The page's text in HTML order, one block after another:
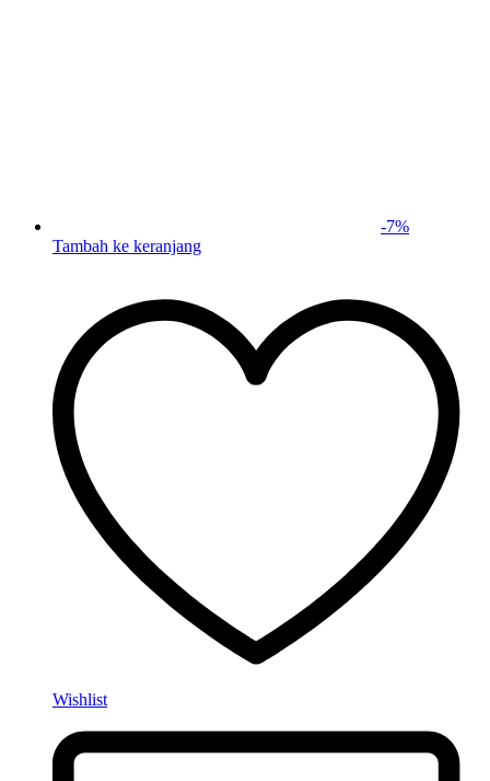
-7%
Tambah ke keranjang
Wishlist